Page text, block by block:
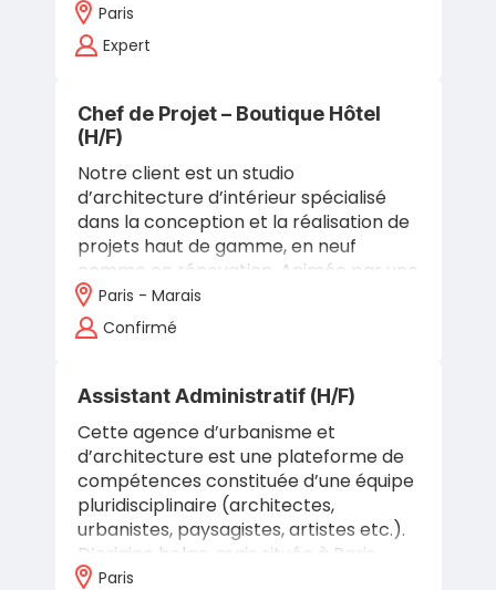
stades de grande envergure. Dans le
cadre de la construction…
Paris
Expert
Chef de Projet – Boutique Hôtel
(H/F)
Notre client est un studio
d’architecture d’intérieur spécialisé
dans la conception et la réalisation de
projets haut de gamme, en neuf
comme en rénovation. Animée par une
recherche constante d’élégance, de…
Paris - Marais
Confirmé
Assistant Administratif (H/F)
Cette agence d’urbanisme et
d’architecture est une plateforme de
compétences constituée d’une équipe
pluridisciplinaire (architectes,
urbanistes, paysagistes, artistes etc.).
D’origine belge, mais située à Paris,…
Paris